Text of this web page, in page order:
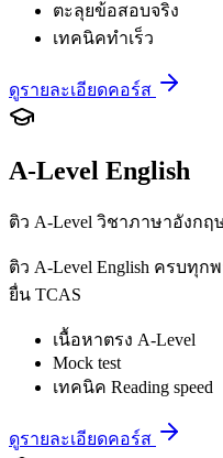
ตะลุยข้อสอบจริง
เทคนิคทำเร็ว
ดูรายละเอียดคอร์ส
A-Level English
ติว A-Level วิชาภาษาอังกฤ
ติว A-Level English ครบทุก
ยื่น TCAS
เนื้อหาตรง A-Level
Mock test
เทคนิค Reading speed
ดูรายละเอียดคอร์ส